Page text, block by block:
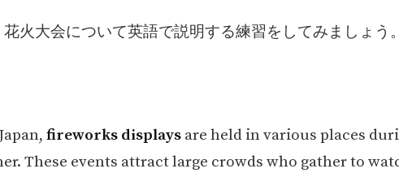
花火大会について英語で説明する練習をしてみましょう
fireworks displaysare held in various places
These events attract large crowds who gather to